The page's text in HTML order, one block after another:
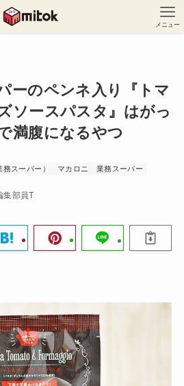
メニュー
ーのペンネ入り『トマ
ソースパスタ』はがっ
満腹になるやつ
スーパー） マカロニ
業務スーパー
集部員T